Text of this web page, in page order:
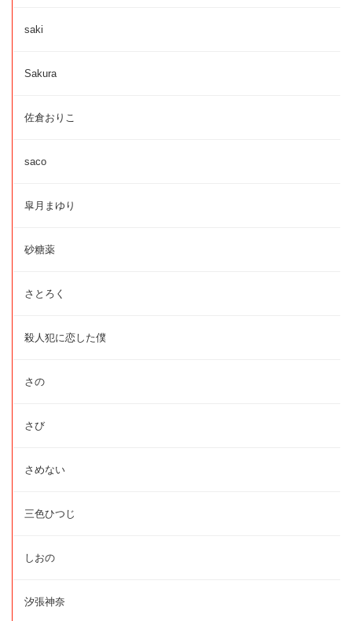
saki
Sakura
佐倉おりこ
saco
皐月まゆり
砂糖薬
さとろく
殺人犯に恋した僕
さの
さび
さめない
三色ひつじ
しおの
汐張神奈